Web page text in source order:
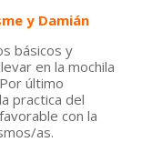
y Damián
básicos y
en la mochila
Por último
practica del
con la
as.